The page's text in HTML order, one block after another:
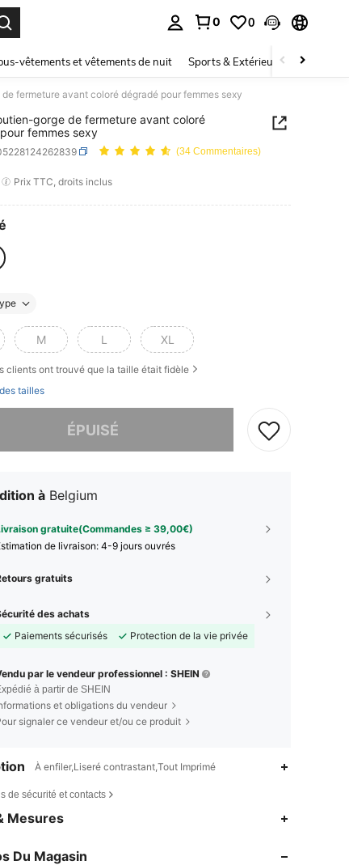
0 0
vêtements et vêtements de nuit Sports & Extérieur Enfants
fermeture avant coloré dégradé pour femmes sexy
gorge de fermeture avant coloré
femmes sexy
(34 Commentaires)
AND AVAILABILITY
Prix TTC, droits inclus
M L XL
clients ont trouvé que la taille était fidèle
tailles
ÉPUISÉ
à Belgium
gratuite(Commandes ≥ 39,00€)
de livraison: 4-9 jours ouvrés
gratuits
des achats
Paiements sécurisés
Protection de la vie privée
par le vendeur professionnel : SHEIN
à partir de SHEIN
et obligations du vendeur
signaler ce vendeur et/ou ce produit
À enfiler,Liseré contrastant,Tout Imprimé
de sécurité et contacts
Mesures
Du Magasin19K